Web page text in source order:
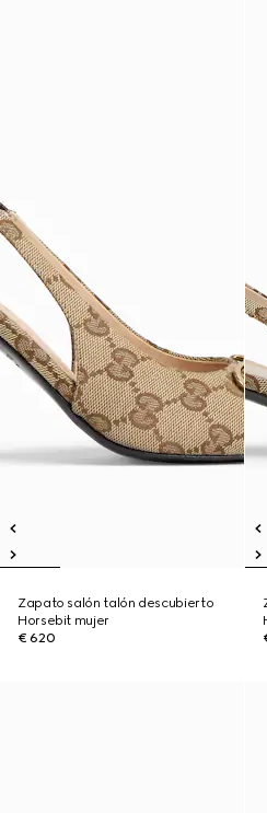
Zapato salón talón descubierto
Horsebit mujer
€ 620